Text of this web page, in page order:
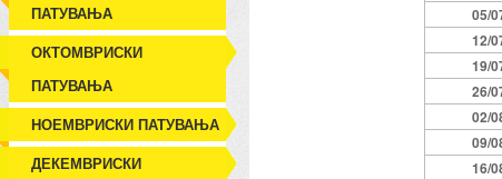
ПАТУВАЊА
ОКТОМВРИСКИ
ПАТУВАЊА
НОЕМВРИСКИ ПАТУВАЊА
ДЕКЕМВРИСКИ
05/
12/
19/
26/
02/
09/
16/